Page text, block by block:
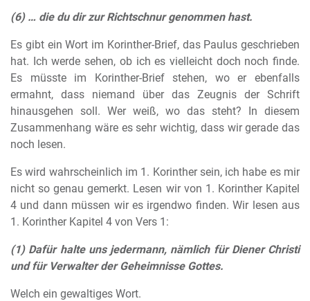
(6) … die du dir zur Richtschnur genommen hast.
Es gibt ein Wort im Korinther-Brief, das Paulus geschrieben
hat. Ich werde sehen, ob ich es vielleicht doch noch finde.
Es müsste im Korinther-Brief stehen, wo er ebenfalls
ermahnt, dass niemand über das Zeugnis der Schrift
hinausgehen soll. Wer weiß, wo das steht? In diesem
Zusammenhang wäre es sehr wichtig, dass wir gerade das
noch lesen.
Es wird wahrscheinlich im 1. Korinther sein, ich habe es mir
nicht so genau gemerkt. Lesen wir von 1. Korinther Kapitel
4 und dann müssen wir es irgendwo finden. Wir lesen aus
1. Korinther Kapitel 4 von Vers 1:
(1) Dafür halte uns jedermann, nämlich für Diener Christi
und für Verwalter der Geheimnisse Gottes.
Welch ein gewaltiges Wort.